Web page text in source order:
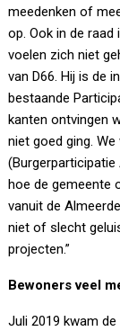
meedenken of
op. Ook in de
voelen zich niet
van D66. Hij is de
bestaande
kanten ontvingen
niet goed ging.
hoe de gemeente
vanuit de
niet of slecht
projecten.”
Bewoners veel
Juli 2019 kwam